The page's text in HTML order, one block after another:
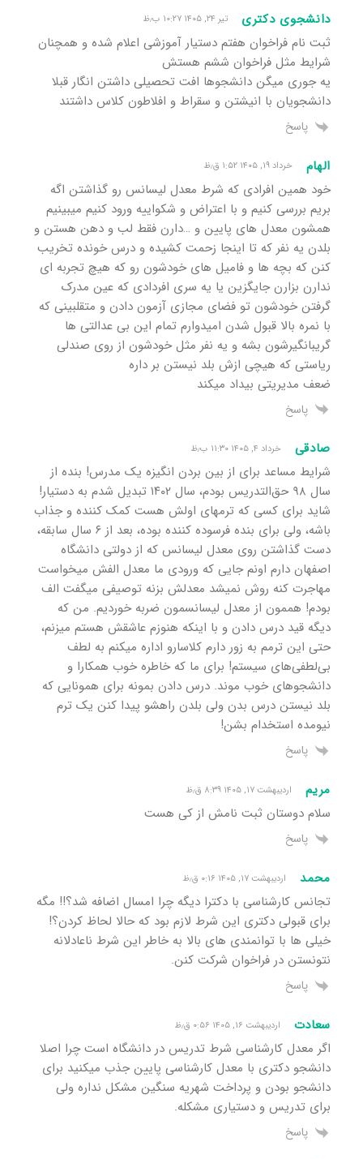
دانشجوی دکتری تیر ۲۴, ۱۴۰۵ ۱۰:۲۷ ب٫ظ
ثبت نام فراخوان هفتم دستیار آموزشی اعلام شده و همچنان
شرایط مثل فراخوان ششم هستش
یه جوری میگن دانشجوها افت تحصیلی داشتن انگار قبلا
دانشجویان با انیشتن و سقراط و افلاطون کلاس داشتند
پاسخ
الهام خرداد ۱۹, ۱۴۰۵ ۱:۵۲ ق٫ظ
خود همین افرادی که شرط معدل لیسانس رو گذاشتن اگه
بریم بررسی کنیم و با اعتراض و شکواییه ورود کنیم میبینیم
همشون معدل های پایین و …دارن فقط لب و دهن هستن و
بلدن یه نفر که تا اینجا زحمت کشیده و درس خونده تخریب
کنن که بچه ها و فامیل های خودشون رو که هیچ تجربه ای
ندارن بزارن جایگزین یا یه سری افردادی که عین مدرک
گرفتن خودشون تو فضای مجازی آزمون دادن و متقلبینی که
با نمره بالا قبول شدن امیدوارم تمام این بی عدالتی ها
گریبانگیرشون بشه و یه نفر مثل خودشون از روی صندلی
ریاستی که هیچی ازش بلد نیستن بر داره
ضعف مدیریتی بیداد میکند
پاسخ
صادقی خرداد ۴, ۱۴۰۵ ۱۱:۳۰ ب٫ظ
شرایط مساعد برای از بین بردن انگیزه یک مدرس! بنده از
سال ۹۸ حق‌التدریس بودم، سال ۱۴۰۲ تبدیل شدم به دستیار!
شاید برای کسی که ترمهای اولش هست کمک کننده و جذاب
باشه، ولی برای بنده فرسوده کننده بوده، بعد از ۶ سال سابقه،
دست گذاشتن روی معدل لیسانس که از دولتی دانشگاه
اصفهان دارم اونم جایی که ورودی ما معدل الفش میخواست
مهاجرت کنه روش نمیشد معدلش بزنه توصیفی میگفت الف
بودم! هممون از معدل لیسانسمون ضربه خوردیم. من که
دیگه قید درس دادن و با اینکه هنوزم عاشقش هستم میزنم،
حتی این ترمم به زور دارم کلاسارو اداره میکنم به لطف
بی‌لطفی‌های سیستم! برای ما که خاطره خوب همکارا و
دانشجوهای خوب موند. درس دادن بمونه برای همونایی که
بلد نیستن درس بدن ولی بلدن راهشو پیدا کنن یک ترم
نیومده استخدام بشن!
پاسخ
مریم اردیبهشت ۱۷, ۱۴۰۵ ۸:۳۹ ق٫ظ
سلام دوستان ثبت نامش از کی هست
پاسخ
محمد اردیبهشت ۱۷, ۱۴۰۵ ۰:۱۶ ق٫ظ
تجانس کارشناسی با دکترا دیگه چرا امسال اضافه شد؟!! مگه
برای قبولی دکتری این شرط لازم بود که حالا لحاظ کردن؟!
خیلی ها با توانمندی های بالا به خاطر این شرط ناعادلانه
نتونستن در فراخوان شرکت کنن.
پاسخ
سعادت اردیبهشت ۱۶, ۱۴۰۵ ۰:۵۶ ق٫ظ
اگر معدل کارشناسی شرط تدریس در دانشگاه است چرا اصلا
دانشجو دکتری با معدل کارشناسی پایین جذب میکنید برای
دانشجو بودن و پرداخت شهریه سنگین مشکل نداره ولی
برای تدریس و دستیاری مشکله.
پاسخ